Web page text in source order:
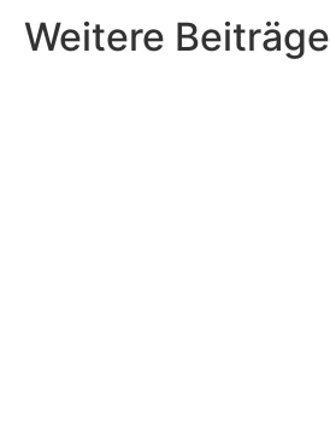
Weitere Beiträge